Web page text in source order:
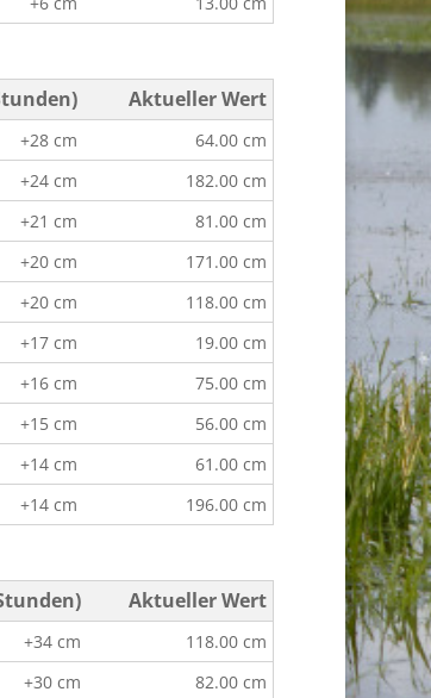
Aktueller Wert
+28 cm
64.00 cm
+24 cm
182.00 cm
+21 cm
81.00 cm
+20 cm
171.00 cm
+20 cm
118.00 cm
+17 cm
19.00 cm
+16 cm
75.00 cm
+15 cm
56.00 cm
+14 cm
61.00 cm
+14 cm 196.00 cm
Aktueller Wert
+34 cm
118.00 cm
+30 cm
82.00 cm